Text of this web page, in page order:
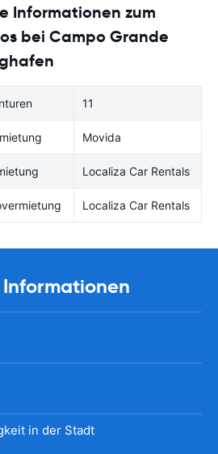
Informationen zum
bei Campo Grande
11
Movida
Localiza Car Rentals
Localiza Car Rentals
in der Stadt